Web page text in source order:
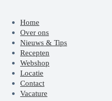
Home
Over ons
Nieuws & Tips
Recepten
Webshop
Locatie
Contact
Vacature